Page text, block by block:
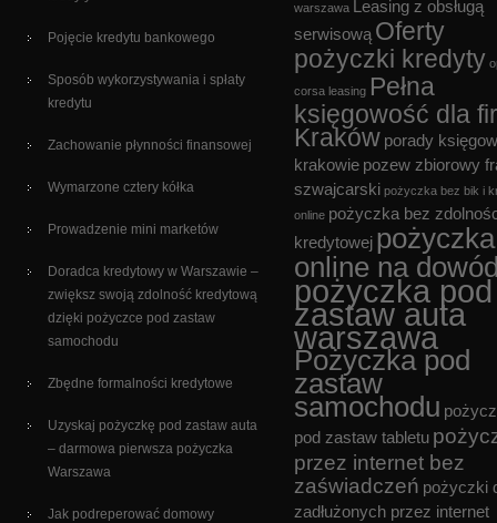
Pojęcie kredytu bankowego
Sposób wykorzystywania i spłaty
kredytu
Zachowanie płynności finansowej
Wymarzone cztery kółka
Prowadzenie mini marketów
Doradca kredytowy w Warszawie –
zwiększ swoją zdolność kredytową
dzięki pożyczce pod zastaw
samochodu
Zbędne formalności kredytowe
Uzyskaj pożyczkę pod zastaw auta
– darmowa pierwsza pożyczka
Warszawa
Jak podreperować domowy
warszawa
Leasing z obsługą
serwisową Oferty
pożyczki kredyty
corsa leasing Pełna
księgowość dla
Kraków porady
krakowie pozew zbiorowy
szwajcarski pożyczka bez bik i
online pożyczka bez
kredytowej pożyczka
online na
pożyczka pod
zastaw auta
warszawa
Pożyczka pod
zastaw
samochodu
pod zastaw tabletu
przez internet bez
zaświadczeń pożyczki
zadłużonych przez internet